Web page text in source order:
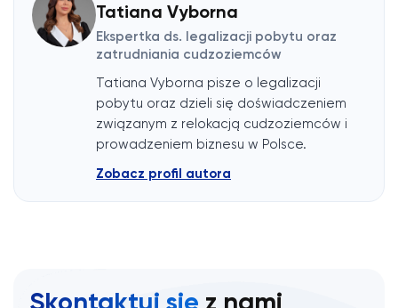
Tatiana Vyborna
Ekspertka ds. legalizacji pobytu oraz
zatrudniania cudzoziemców
Tatiana Vyborna pisze o legalizacji
pobytu oraz dzieli się doświadczeniem
związanym z relokacją cudzoziemców i
prowadzeniem biznesu w Polsce.
Zobacz profil autora